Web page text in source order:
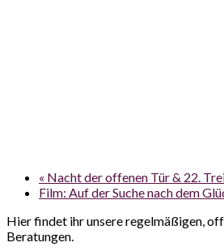
« Nacht der offenen Tür & 22.
Film: Auf der Suche nach dem
Hier findet ihr unsere regelmäßigen,
Beratungen.